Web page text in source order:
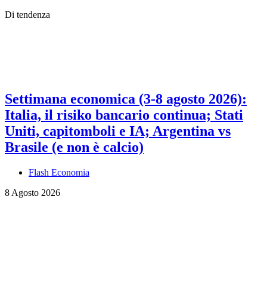
Di tendenza
Settimana economica (3-8 agosto 2026):
Italia, il risiko bancario continua; Stati
Uniti, capitomboli e IA; Argentina vs
Brasile (e non è calcio)
Flash Economia
8 Agosto 2026